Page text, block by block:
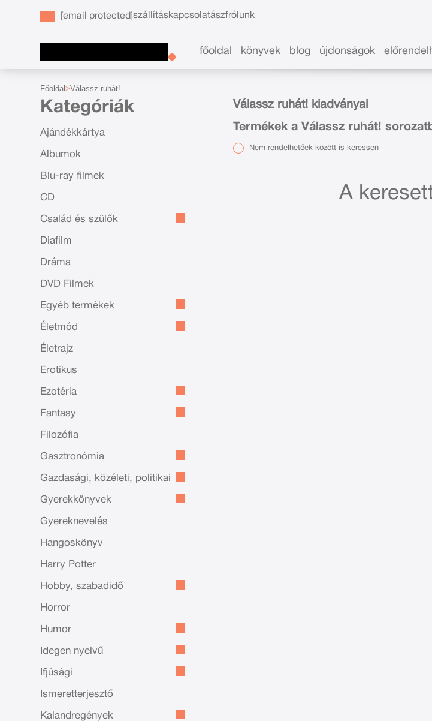
[email protected]szállításkapcsolatászfrólunk
főoldal könyvek blog újdonságok
Főoldal Válassz ruhát!
Kategóriák
Ajándékkártya
Albumok
Blu-ray filmek
CD
Család és szülők
Diafilm
Dráma
DVD Filmek
Egyéb termékek
Életmód
Életrajz
Erotikus
Ezotéria
Fantasy
Filozófia
Gasztronómia
Gazdasági, közéleti, politikai
Gyerekkönyvek
Gyereknevelés
Hangoskönyv
Harry Potter
Hobby, szabadidő
Horror
Humor
Idegen nyelvű
Ifjúsági
Ismeretterjesztő
Kalandregények
Válassz ruhát! kiadványai
Termékek a Válassz ruhát!
Nem rendelhetőek között is keressen
A